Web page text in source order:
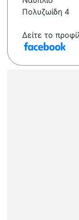
Πολυζωίδη 4
Δείτε το